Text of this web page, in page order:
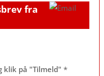
fra
klik på "Tilmeld" *